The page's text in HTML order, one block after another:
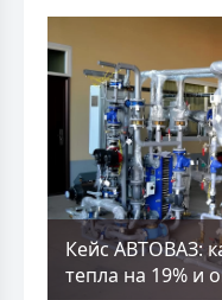
Кейс АВТОВАЗ:
тепла на 19% и